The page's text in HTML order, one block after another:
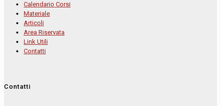
Calendario Corsi
Materiale
Articoli
Area Riservata
Link Utili
Contatti
Contatti